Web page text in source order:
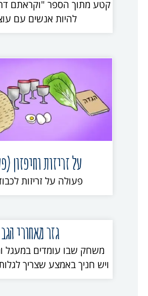
קטע מתוך הספר "וקראתם
להיות אנשים עם
על זריזות וחיפזון
פעולה על זריזות
גזר מאחורי הגב
משחק שבו עומדים במעגל
ויש חניך באמצע שצריך